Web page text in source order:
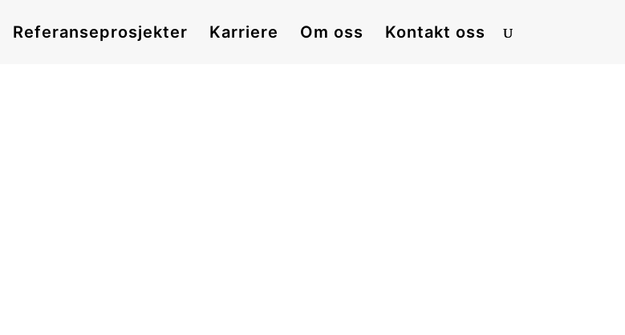
Referanseprosjekter Karriere Om oss Kontakt oss